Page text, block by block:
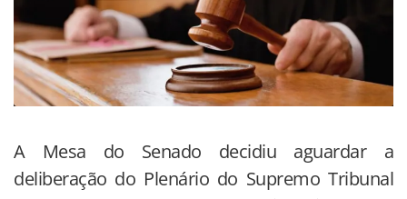
A Mesa do Senado decidiu aguardar a
deliberação do Plenário do Supremo Tribunal